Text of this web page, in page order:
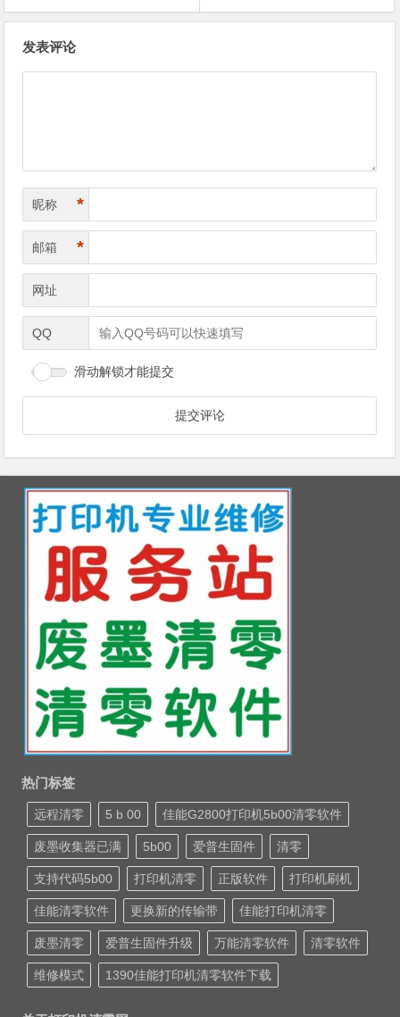
发表评论
昵称 *
邮箱 *
网址
QQ
滑动解锁才能提交
热门标签
远程清零 5 b 00 佳能G2800打印机5b00清零软件
废墨收集器已满 5b00 爱普生固件 清零
支持代码5b00 打印机清零 正版软件 打印机刷机
佳能清零软件 更换新的传输带 佳能打印机清零
废墨清零 爱普生固件升级 万能清零软件 清零软件
维修模式 1390佳能打印机清零软件下载